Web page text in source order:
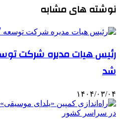
نوشته های مشابه
رئیس هیات مدیره شرکت
شد
۱۴۰۴/۰۳/۰۴